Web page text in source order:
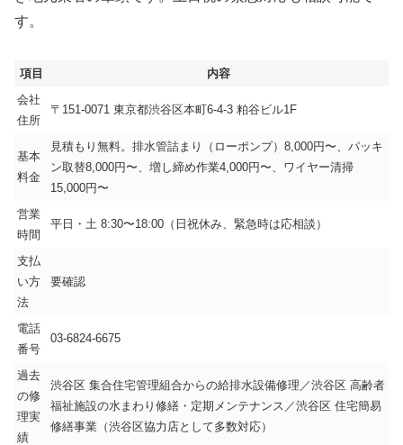
す。
項目
内容
会社
住所
〒151-0071 東京都渋谷区本町6-4-3 粕谷ビル1F
基本
料金
見積もり無料。排水管詰まり（ローポンプ）8,000円〜、パッキ
ン取替8,000円〜、増し締め作業4,000円〜、ワイヤー清掃
15,000円〜
営業
時間
平日・土 8:30〜18:00（日祝休み、緊急時は応相談）
支払
い方
法
要確認
電話
番号
03-6824-6675
過去
の修
理実
績
渋谷区 集合住宅管理組合からの給排水設備修理／渋谷区 高齢者
福祉施設の水まわり修繕・定期メンテナンス／渋谷区 住宅簡易
修繕事業（渋谷区協力店として多数対応）